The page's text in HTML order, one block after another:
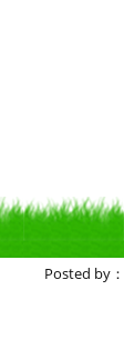
Posted by：